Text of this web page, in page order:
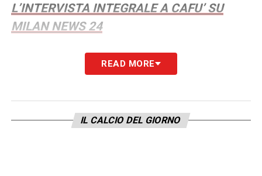
L’INTERVISTA INTEGRALE A CAFU’ SU
MILAN NEWS 24
LA PLAYLIST DELLE NOSTRE TOP NEWS
READ MORE
IL CALCIO DEL GIORNO